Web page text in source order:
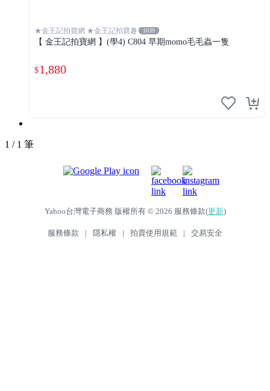
★金王記拍寶網 ★金王記拍寶趣 1639
【 金王記拍寶網 】(學4) C804 早期momo毛毛蟲一隻
$1,880
1 / 1 筆
Yahoo台灣電子商務 版權所有 © 2026 服務條款(更新)
服務條款 | 隱私權 | 拍賣使用規範 | 交易安全